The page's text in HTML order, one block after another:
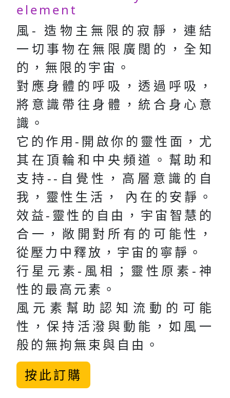
element
風- 造物主無限的寂靜，連結
一切事物在無限廣闊的，全知
的，無限的宇宙。
對應身體的呼吸，透過呼吸，
將意識帶往身體，統合身心意
識。
它的作用-開啟你的靈性面，尤
其在頂輪和中央頻道。幫助和
支持--自覺性，高層意識的自
我，靈性生活， 內在的安靜。
效益-靈性的自由，宇宙智慧的
合一，敞開對所有的可能性，
從壓力中釋放，宇宙的寧靜。
行星元素-風相；靈性原素-神
性的最高元素。
風元素幫助認知流動的可能
性，保持活潑與動能，如風一
般的無拘無束與自由。
按此訂購